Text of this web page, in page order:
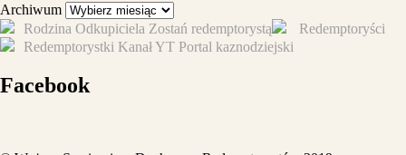
Archiwum
Rodzina Odkupiciela Zostań redemptorystą
Redemptoryści
Redemptorystki Kanał YT Portal kaznodziejski
Facebook